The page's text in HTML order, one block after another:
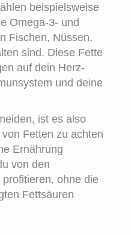
beispielsweise
Omega-3- und
Fischen, Nüssen,
sind. Diese Fette
auf dein Herz-
und deine
ist es also
Fetten zu achten
Ernährung
von den
ohne die
Fettsäuren